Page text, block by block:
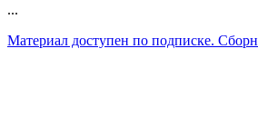
...
Материал доступен по подписке.